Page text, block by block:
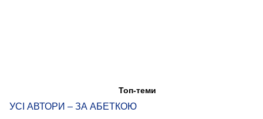
Топ-теми
УСІ АВТОРИ – ЗА АБЕТКОЮ